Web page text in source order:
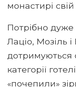
монастирі свій
Потрібно дуже
Лаціо, Мозіль
дотримуються
категорії
«почепили»